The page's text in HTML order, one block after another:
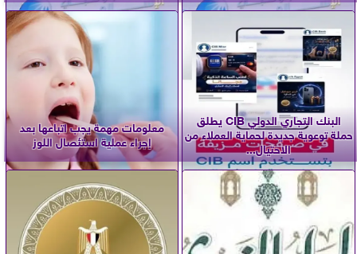
البنك التجاري الدولي CIB يطلق
حملة توعوية جديدة لحماية العملاء من
الاحتيال...
معلومات مهمة يجب اتباعها بعد
إجراء عملية استئصال اللوز